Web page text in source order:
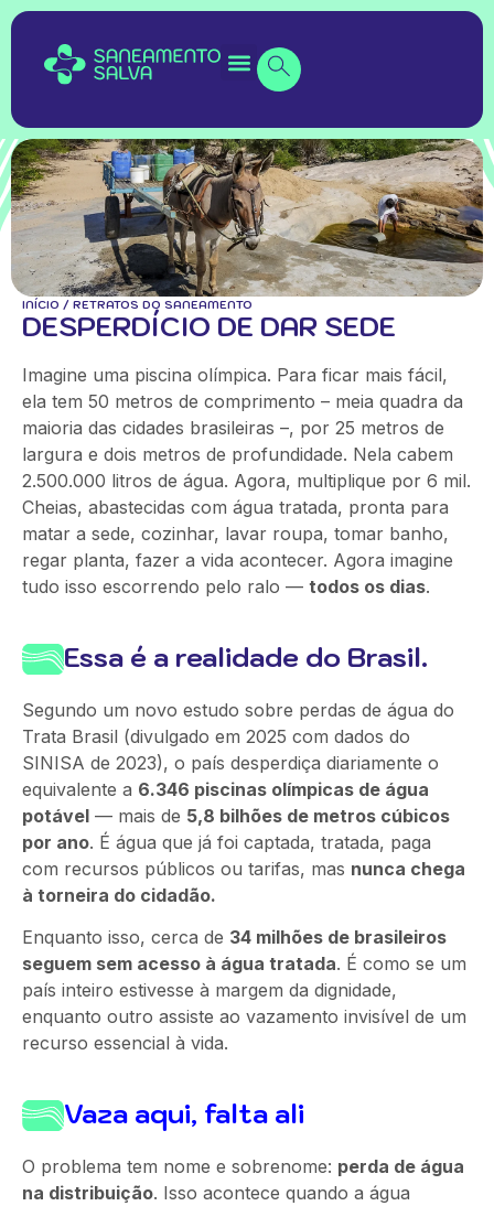
INÍCIO / RETRATOS DO SANEAMENTO
DESPERDÍCIO DE DAR SEDE
Imagine uma piscina olímpica. Para ficar mais fácil,
ela tem 50 metros de comprimento – meia quadra da
maioria das cidades brasileiras –, por 25 metros de
largura e dois metros de profundidade. Nela cabem
2.500.000 litros de água. Agora, multiplique por 6 mil.
Cheias, abastecidas com água tratada, pronta para
matar a sede, cozinhar, lavar roupa, tomar banho,
regar planta, fazer a vida acontecer. Agora imagine
tudo isso escorrendo pelo ralo — todos os dias.
Essa é a realidade do Brasil.
Segundo um novo estudo sobre perdas de água do
Trata Brasil (divulgado em 2025 com dados do
SINISA de 2023), o país desperdiça diariamente o
equivalente a 6.346 piscinas olímpicas de água
potável — mais de 5,8 bilhões de metros cúbicos
por ano. É água que já foi captada, tratada, paga
com recursos públicos ou tarifas, mas nunca chega
à torneira do cidadão.
Enquanto isso, cerca de 34 milhões de brasileiros
seguem sem acesso à água tratada. É como se um
país inteiro estivesse à margem da dignidade,
enquanto outro assiste ao vazamento invisível de um
recurso essencial à vida.
Vaza aqui, falta ali
O problema tem nome e sobrenome: perda de água
na distribuição. Isso acontece quando a água